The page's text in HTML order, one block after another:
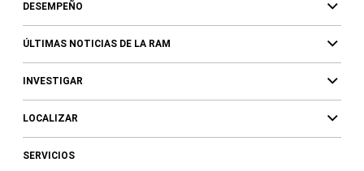
DESEMPEÑO
ÚLTIMAS NOTICIAS DE LA RAM
INVESTIGAR
LOCALIZAR
SERVICIOS